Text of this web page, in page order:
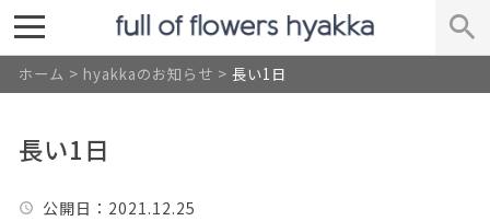
ホーム > hyakkaのお知らせ > 長い1日
長い1日
公開日 ：2021.12.25